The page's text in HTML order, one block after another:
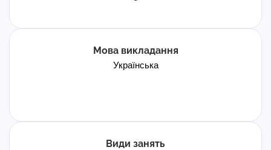
Мова викладання
Українська
Види занять